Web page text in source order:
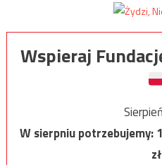
Wspieraj
W sierpniu potrzebujemy: